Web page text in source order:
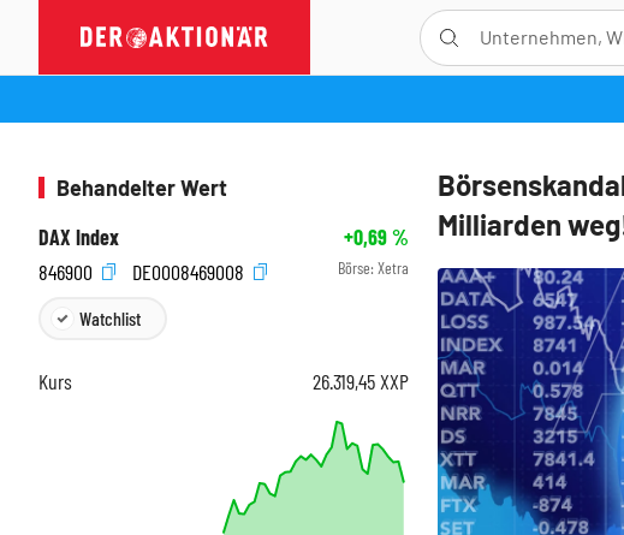
Milliarden
Behandelter Wert
DAX Index
+0,69%
846900
DE0008469008 Börse: Xetra
Watchlist
Kurs 26.319,45XXP